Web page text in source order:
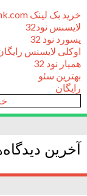
خرید بک لینک behtarinbacklink.com
لایسنس نود32
پسورد نود 32
اوکلی لایسنس رایگان
همیار نود 32
بهترین سئو
رایگان
آخرین